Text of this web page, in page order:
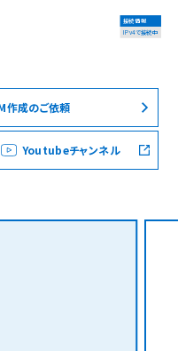
集合住宅オーナーの方
料金シミュレーション
接続情報
IPv4で接続中
作成のご依頼
Youtubeチャンネル